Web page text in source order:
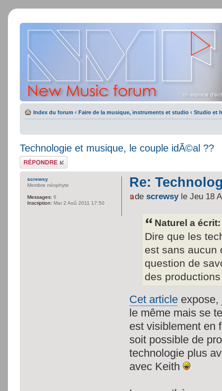
Index du forum ‹ Faire de la musique, instruments et studio ‹ Studio et
Technologie et musique, le couple idÃ©al ??
Répondre
Re:
descrewsyle Jeu 18
Naturel a écrit:
Dire que les
est sans aucun
question de
des
Cet article expose,
le même mais se
est visiblement en
soit possible de
technologie plus
avec Keith
screwsy
Membre néophyte
Messages: 6
Inscription: Mar 2 Aoû 2011 17:50